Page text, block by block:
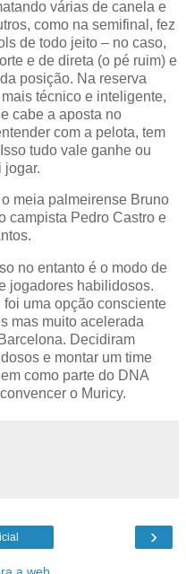
várias de canela e
como na semifinal, fez
de todo jeito – no caso,
e de direta (o pé ruim) e
posição. Na reserva
técnico e inteligente,
cabe a aposta no
com a pelota, tem
tudo vale ganhe ou
jogar.
meia palmeirense Bruno
campista Pedro Castro e
no entanto é o modo de
jogadores habilidosos.
foi uma opção consciente
mas muito acelerada
Decidiram
e montar um time
como parte do DNA
o Muricy.
›